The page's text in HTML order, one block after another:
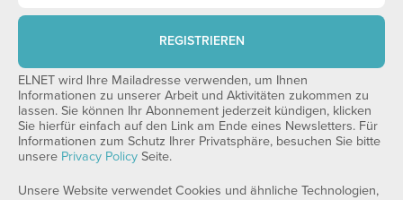
REGISTRIEREN
ELNET wird Ihre Mailadresse verwenden, um Ihnen
Informationen zu unserer Arbeit und Aktivitäten zukommen zu
lassen. Sie können Ihr Abonnement jederzeit kündigen, klicken
Sie hierfür einfach auf den Link am Ende eines Newsletters. Für
Informationen zum Schutz Ihrer Privatsphäre, besuchen Sie bitte
unsere Privacy Policy Seite.
Unsere Website verwendet Cookies und ähnliche Technologien,